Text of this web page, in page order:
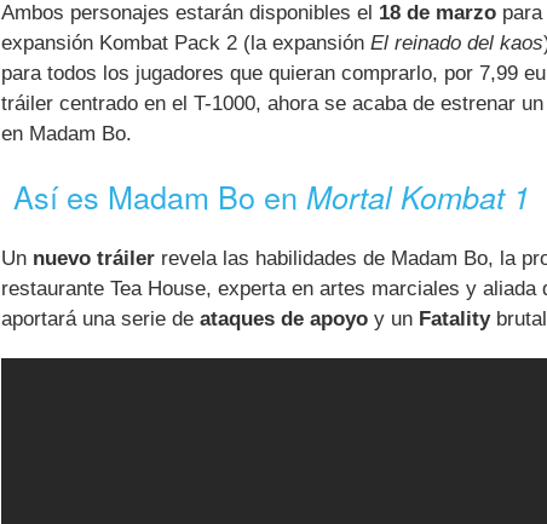
Ambos personajes estarán disponibles el 18 de marzo
expansión Kombat Pack 2 (la expansión El reinado del kaos
para todos los jugadores que quieran comprarlo, por 7,99
tráiler centrado en el T-1000, ahora se acaba de estrenar
en Madam Bo.
Así es Madam Bo en Mortal Kombat 1
Un nuevo tráiler revela las habilidades de Madam Bo, la
restaurante Tea House, experta en artes marciales y aliada
aportará una serie de ataques de apoyo y un Fatality